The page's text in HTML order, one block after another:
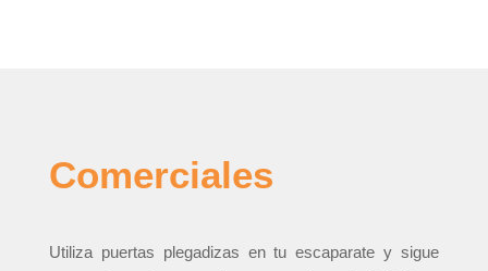
Comerciales
Utiliza puertas plegadizas en tu escaparate y sigue